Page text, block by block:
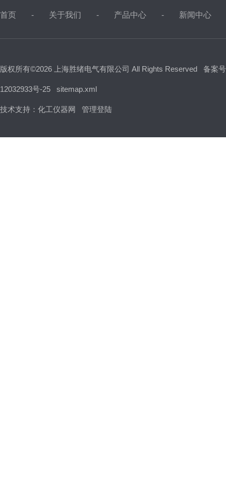
首页 关于我们 产品中心 新闻中心
版权所有©2026 上海胜绪电气有限公司 All Rights Reserved 备案
12032933号-25 sitemap.xml
技术支持： 化工仪器网 管理登陆